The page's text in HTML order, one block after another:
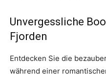
Unvergessliche
Fjorden
Entdecken Sie die
während einer